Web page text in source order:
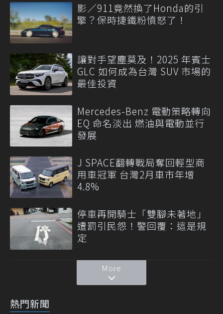
影／911竟然換了Honda的引
擎？保時捷鐵粉憤怒了！
讓對手望塵莫及！2025 年賓士
GLC 如何成為台灣 SUV 市場的
最佳投資
Mercedes-Benz 電動策略轉向
EQ 命名淡出 燃油與電動並行
發展
J SPACE翻轉戰局奪回輕型商
用車冠軍 台灣2月車市年增
4.8%
停車再開騎士「雙腳未著地」
遭罰引民怨！警回覆：這是規
定
More
熱門新聞